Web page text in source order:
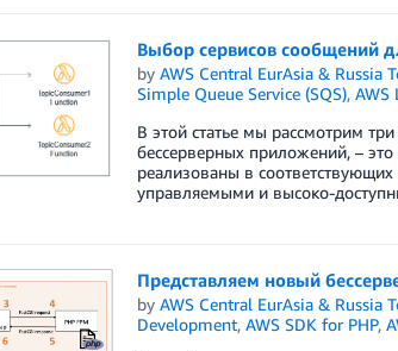
Выбор сервисов сообщений
by AWS Central EurAsia & Russia
Simple Queue Service (SQS), AWS
В этой статье мы рассмотрим
бессерверных приложений, –
реализованы в
управляемыми и высоко-
Представляем новый
by AWS Central EurAsia & Russia
Development, AWS SDK for PHP,